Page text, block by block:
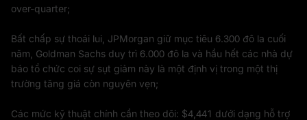
over-quarter;
Bất chấp sự thoái lui, JPMorgan giữ mục tiêu 6.300 đô la cuối
năm, Goldman Sachs duy trì 6.000 đô la và hầu hết các nhà dự
báo tổ chức coi sự sụt giảm này là một định vị trong một thị
trường tăng giá còn nguyên vẹn;
Các mức kỹ thuật chính cần theo dõi: $4,441 dưới dạng hỗ trợ